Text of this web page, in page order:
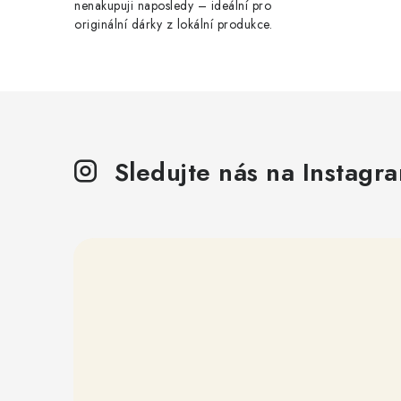
nenakupuji naposledy – ideální pro
originální dárky z lokální produkce.
Sledujte nás na